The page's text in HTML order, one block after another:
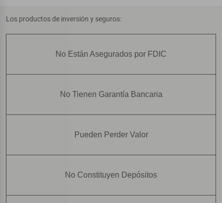
Los productos de inversión y seguros:
No Están Asegurados por FDIC
No Tienen Garantía Bancaria
Pueden Perder Valor
No Constituyen Depósitos